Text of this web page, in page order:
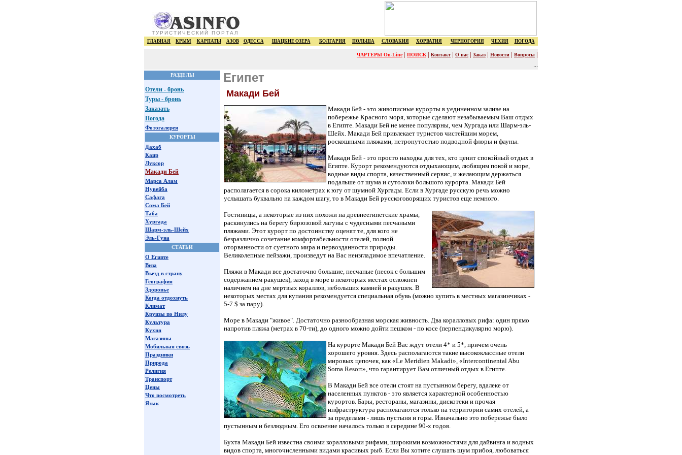
ТУРИСТИЧЕСКИЙ ПОРТАЛ
ГЛАВНАЯ КРЫМ КАРПАТЫ АЗОВ ОДЕССА ШАЦКИЕ ОЗЕРА БОЛГАРИЯ ПОЛЬША СЛОВАКИЯ ХОРВАТИЯ ЧЕРНОГОРИЯ ЧЕХИЯ ПОГОДА
ЧАРТЕРЫ On-Line| ПОИСК | Контакт | О нас | Заказ | Новости | Вопросы |
...
РАЗДЕЛЫ Египет
Отели - бронь
Туры - бронь
Заказать
Погода
Фотогалерея
КУРОРТЫ
Дахаб
Каир
Луксор
Макади Бей
Марса Алам
Нувейба
Сафага
Сома Бей
Таба
Хургада
Шарм-эль-Шейх
Эль-Гуна
СТАТЬИ
О Египте
Виза
Въезд в страну
География
Здоровье
Когда отдохнуть
Климат
Круизы по Нилу
Культура
Кухня
Магазины
Мобильная связь
Праздники
Природа
Религия
Транспорт
Цены
Что посмотреть
Язык
Макади Бей
Макади Бей - это живописные курорты в уединенном заливе на
побережье Красного моря, которые сделают незабываемым Ваш отдых
в Египте. Макади Бей не менее популярны, чем Хургада или Шарм-эль-
Шейх. Макади Бей привлекает туристов чистейшим морем,
роскошными пляжами, нетронутостью подводной флоры и фауны.
Макади Бей - это просто находка для тех, кто ценит спокойный отдых в
Египте. Курорт рекомендуются отдыхающим, любящим покой и море,
водные виды спорта, качественный сервис, и желающим держаться
подальше от шума и сутолоки большого курорта. Макади Бей
располагается в сорока километрах к югу от шумной Хургады. Если в Хургаде русскую речь можно
услышать буквально на каждом шагу, то в Макади Бей русскоговорящих туристов еще немного.
Гостиницы, а некоторые из них похожи на древнеегипетские храмы,
раскинулись на берегу бирюзовой лагуны с чудесными песчаными
пляжами. Этот курорт по достоинству оценят те, для кого не
безразлично сочетание комфортабельности отелей, полной
оторванности от суетного мира и первозданности природы.
Великолепные пейзажи, произведут на Вас неизгладимое впечатление.
Пляжи в Макади все достаточно большие, песчаные (песок с большим
содержанием ракушек), заход в море в некоторых местах осложнен
наличием на дне мертвых кораллов, небольших камней и ракушек. В
некоторых местах для купания рекомендуется специальная обувь (можно купить в местных магазинчиках -
5-7 $ за пару).
Море в Макади "живое". Достаточно разнообразная морская живность. Два коралловых рифа: один прямо
напротив пляжа (метрах в 70-ти), до одного можно дойти пешком - по косе (перпендикулярно морю).
На курорте Макади Бей Вас ждут отели 4* и 5*, причем очень
хорошего уровня. Здесь располагаются такие высококлассные отели
мировых цепочек, как «Le Meridien Makadi», «Intercontinental Abu
Soma Resort», что гарантирует Вам отличный отдых в Египте.
В Макади Бей все отели стоят на пустынном берегу, вдалеке от
населенных пунктов - это является характерной особенностью
курортов. Бары, рестораны, магазины, дискотеки и прочая
инфраструктура располагаются только на территории самих отелей, а
за пределами - лишь пустыня и горы. Изначально это побережье было
пустынным и безлюдным. Его освоение началось только в середине 90-х годов.
Бухта Макади Бей известна своими коралловыми рифами, широкими возможностями для дайвинга и водных
видов спорта, многочисленными видами красивых рыб. Если Вы хотите слушать шум прибоя, любоваться